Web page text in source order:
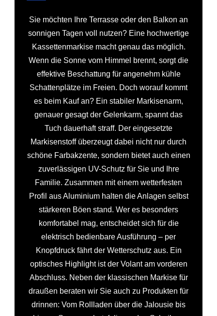
Sie möchten Ihre Terrasse oder den Balkon an
sonnigen Tagen voll nutzen? Eine hochwertige
Kassettenmarkise macht genau das möglich.
Wenn die Sonne vom Himmel brennt, sorgt die
effektive Beschattung für angenehm kühle
Schattenplätze im Freien. Doch worauf kommt
es beim Kauf an? Ein stabiler Markisenarm,
genauer gesagt der Gelenkarm, spannt das
Tuch dauerhaft straff. Der eingesetzte
Markisenstoff überzeugt dabei nicht nur durch
schöne Farbakzente, sondern bietet auch einen
zuverlässigen UV-Schutz für Sie und Ihre
Familie. Zusammen mit einem wetterfesten
Profil aus Aluminium halten die Anlagen selbst
stärkeren Böen stand. Wer es besonders
komfortabel mag, entscheidet sich für die
elektrisch bedienbare Ausführung – per
Knopfdruck fährt der Wetterschutz aus. Ein
optisches Highlight ist der Volant am vorderen
Abschluss. Neben der klassischen Markise für
draußen beraten wir Sie auch zu Produkten für
drinnen: Vom Rollladen über die Jalousie bis